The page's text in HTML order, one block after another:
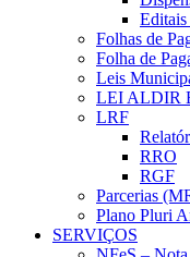
Folhas de
Folha de
Leis
LEI ALDIR
LRF
RRO
RGF
Parcerias
Plano Pluri
SERVIÇOS